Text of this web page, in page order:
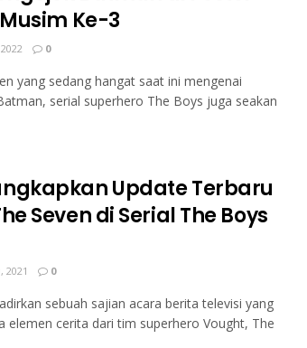
Ke-3
0
yang sedang hangat saat ini mengenai
serial superhero The Boys juga seakan
Update Terbaru
Seven di Serial The Boys
2021 0
sebuah sajian acara berita televisi yang
elemen cerita dari tim superhero Vought, The